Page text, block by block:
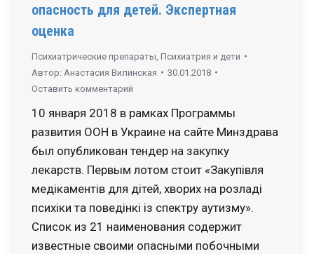
опасность для детей. Экспертная
оценка
Психиатрические препараты Психиатрия и дети
Автор: Анастасия Вилинская
30.01.2018
Оставить комментарий
10 января 2018 в рамках Программы
развития ООН в Украине на сайте Минздрава
был опубликован тендер на закупку
лекарств. Первым лотом стоит «Закупівля
медiкаментiв для дiтей, хворих на розладi
психіки та поведiнкi iз спектру аутизму».
Список из 21 наименования содержит
известные своими опасными побочными